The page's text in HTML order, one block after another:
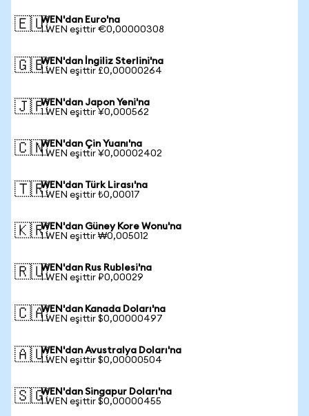
🇪🇺WEN'dan Euro'na
1 WEN eşittir €0,00000308
🇬🇧WEN'dan İngiliz Sterlini'na
1 WEN eşittir £0,00000264
🇯🇵WEN'dan Japon Yeni'na
1 WEN eşittir ¥0,000562
🇨🇳WEN'dan Çin Yuanı'na
1 WEN eşittir ¥0,00002402
🇹🇷WEN'dan Türk Lirası'na
1 WEN eşittir ₺0,00017
🇰🇷WEN'dan Güney Kore Wonu'na
1 WEN eşittir ₩0,005012
🇷🇺WEN'dan Rus Rublesi'na
1 WEN eşittir ₽0,00029
🇨🇦WEN'dan Kanada Doları'na
1 WEN eşittir $0,00000497
🇦🇺WEN'dan Avustralya Doları'na
1 WEN eşittir $0,00000504
🇸🇬WEN'dan Singapur Doları'na
1 WEN eşittir $0,00000455